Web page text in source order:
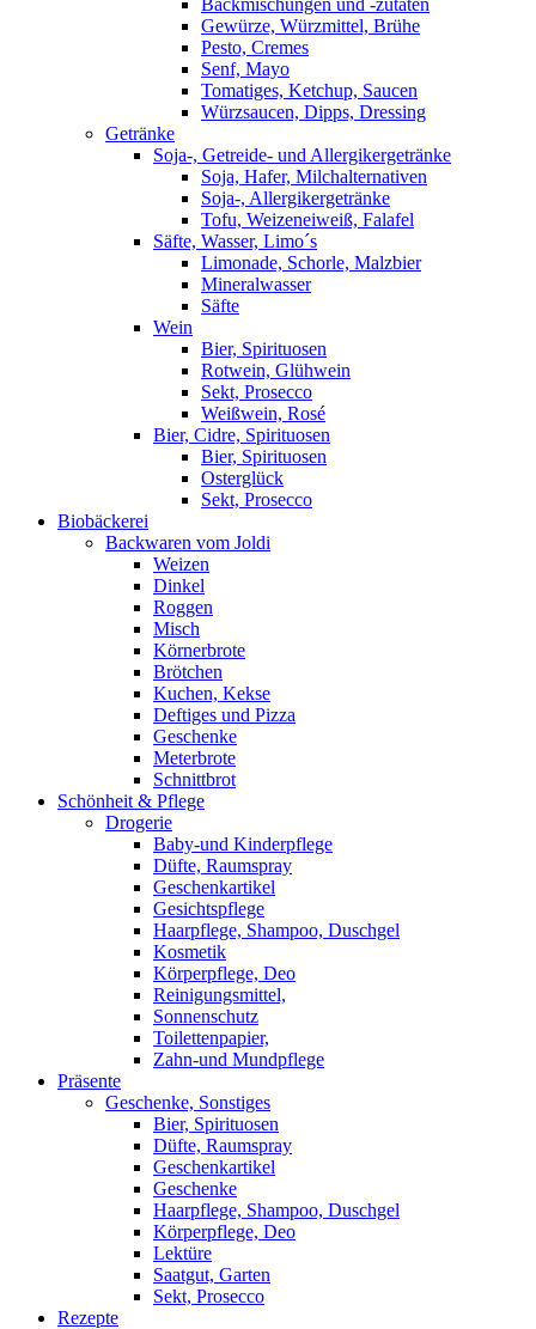
Backmischungen und -zutaten
Gewürze, Würzmittel, Brühe
Pesto, Cremes
Senf, Mayo
Tomatiges, Ketchup, Saucen
Würzsaucen, Dipps, Dressing
Getränke
Soja-, Getreide- und Allergikergetränke
Soja, Hafer, Milchalternativen
Soja-, Allergikergetränke
Tofu, Weizeneiweiß, Falafel
Säfte, Wasser, Limo´s
Limonade, Schorle, Malzbier
Mineralwasser
Säfte
Wein
Bier, Spirituosen
Rotwein, Glühwein
Sekt, Prosecco
Weißwein, Rosé
Bier, Cidre, Spirituosen
Bier, Spirituosen
Osterglück
Sekt, Prosecco
Biobäckerei
Backwaren vom Joldi
Weizen
Dinkel
Roggen
Misch
Körnerbrote
Brötchen
Kuchen, Kekse
Deftiges und Pizza
Geschenke
Meterbrote
Schnittbrot
Schönheit & Pflege
Drogerie
Baby-und Kinderpflege
Düfte, Raumspray
Geschenkartikel
Gesichtspflege
Haarpflege, Shampoo, Duschgel
Kosmetik
Körperpflege, Deo
Reinigungsmittel,
Sonnenschutz
Toilettenpapier,
Zahn-und Mundpflege
Präsente
Geschenke, Sonstiges
Bier, Spirituosen
Düfte, Raumspray
Geschenkartikel
Geschenke
Haarpflege, Shampoo, Duschgel
Körperpflege, Deo
Lektüre
Saatgut, Garten
Sekt, Prosecco
Rezepte